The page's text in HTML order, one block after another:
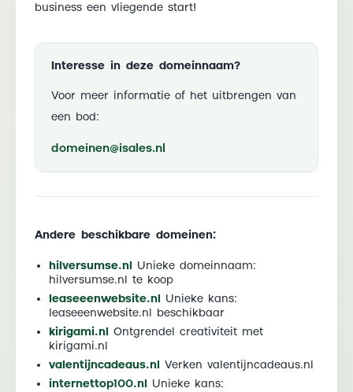
business een vliegende start!
Interesse in deze domeinnaam?
Voor meer informatie of het uitbrengen van
een bod:
domeinen@isales.nl
Andere beschikbare domeinen:
hilversumse.nl
Unieke domeinnaam:
hilversumse.nl te koop
leaseeenwebsite.nl
Unieke kans:
leaseeenwebsite.nl beschikbaar
kirigami.nl
Ontgrendel creativiteit met
kirigami.nl
valentijncadeaus.nl
Verken valentijncadeaus.nl
internettop100.nl
Unieke kans: